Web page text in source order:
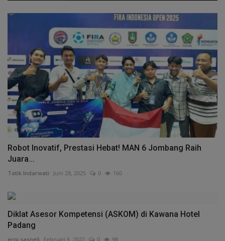
Robot Inovatif, Prestasi Hebat! MAN 6 Jombang Raih
Juara...
Tatik Indarwati Juni 28, 2025 0 160
Diklat Asesor Kompetensi (ASKOM) di Kawana Hotel
Padang
erni.sasneli Februari 6, 2022 0 98